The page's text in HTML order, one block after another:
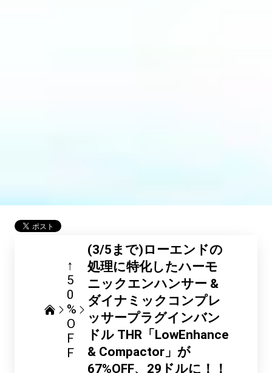
↑
5
0
%
O
F
F
(3/5まで)ローエンドの
処理に特化したハーモ
ニックエンハンサー &
ダイナミックコンプレ
ッサープラグインバン
ドル THR「LowEnhance
& Compactor」が
67%OFF、29ドルに！！